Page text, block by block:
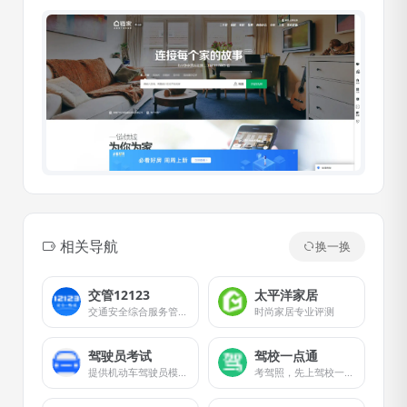
相关导航 换一换
交管12123
交通安全综合服务管理平台
太平洋家居
时尚家居专业评测
驾驶员考试
提供机动车驾驶员模拟考试试题
驾校一点通
考驾照，先上驾校一点通。